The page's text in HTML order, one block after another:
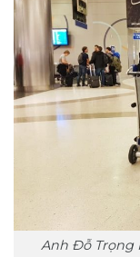
Anh Đỗ Trọng